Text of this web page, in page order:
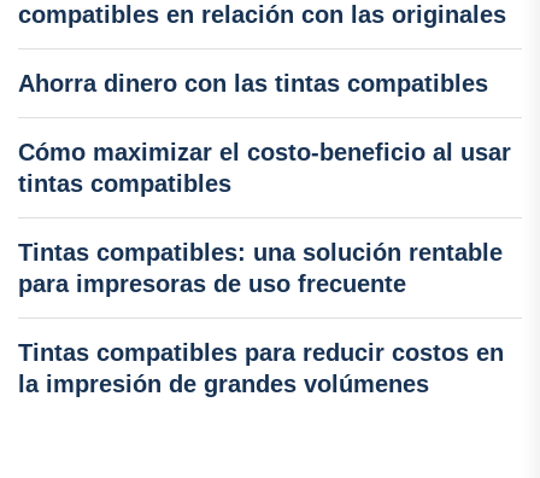
compatibles en relación con las originales
Ahorra dinero con las tintas compatibles
Cómo maximizar el costo-beneficio al usar
tintas compatibles
Tintas compatibles: una solución rentable
para impresoras de uso frecuente
Tintas compatibles para reducir costos en
la impresión de grandes volúmenes